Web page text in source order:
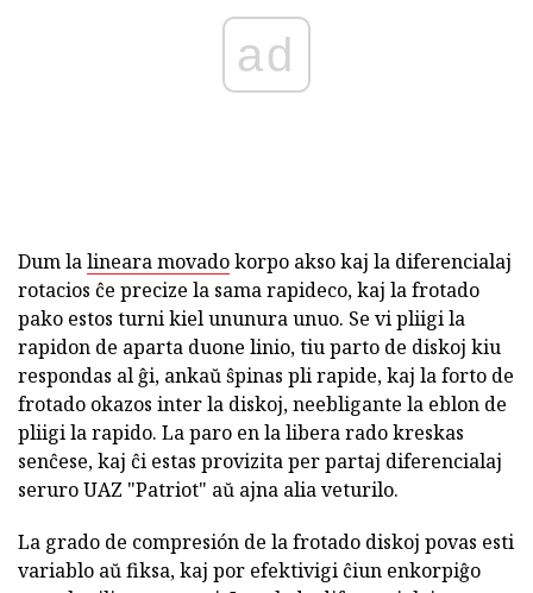
ad
Dum lalineara movadokorpo akso kaj la diferencialaj
rotacios ĉe precize la sama rapideco, kaj la frotado
pako estos turni kiel ununura unuo. Se vi pliigi la
rapidon de aparta duone linio, tiu parto de diskoj kiu
respondas al ĝi, ankaŭ ŝpinas pli rapide, kaj la forto de
frotado okazos inter la diskoj, neebligante la eblon de
pliigi la rapido. La paro en la libera rado kreskas
senĉese, kaj ĉi estas provizita per partaj diferencialaj
seruro UAZ "Patriot" aŭ ajna alia veturilo.
La grado de compresión de la frotado diskoj povas esti
variablo aŭ fiksa, kaj por efektivigi ĉiun enkorpiĝo